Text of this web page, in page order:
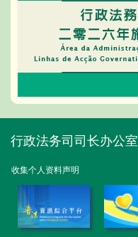
行政法务司司长办公室
收集个人资料声明